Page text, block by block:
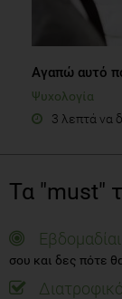
Αγαπώ αυτό
Ψυχολογία
3 λεπτά να
Τα "must"
σου και δες πότε